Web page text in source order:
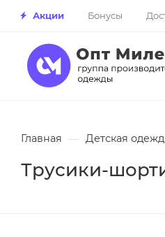
Акции Бонусы
Главная — Детская
Трусики-